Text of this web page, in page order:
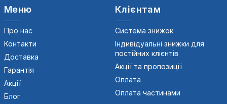
Меню
Про нас
Контакти
Доставка
Гарантія
Акції
Блог
Клієнтам
Система знижок
Індивідуальні знижки для
постійних клієнтів
Акції та пропозиції
Оплата
Оплата частинами